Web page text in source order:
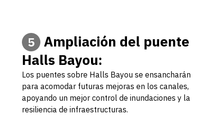
5
Ampliación del puente
Halls Bayou:
Los puentes sobre Halls Bayou se ensancharán
para acomodar futuras mejoras en los canales,
apoyando un mejor control de inundaciones y la
resiliencia de infraestructuras.